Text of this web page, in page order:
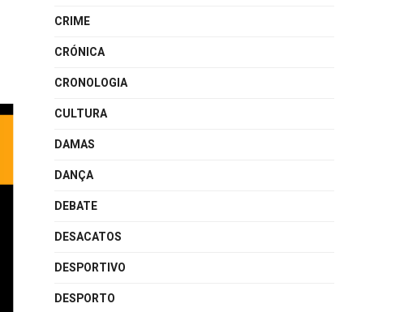
CRIME
CRÓNICA
CRONOLOGIA
CULTURA
DAMAS
DANÇA
DEBATE
DESACATOS
DESPORTIVO
DESPORTO